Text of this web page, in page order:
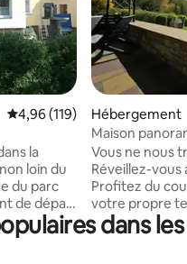
Évaluation moyenne sur la
4,96 (119)
la
loin du
du parc
de départ
km, autour
Hébergement
Maison
d'Eder
Vous ne nous
Réveillez-vous
Profitez du
votre propre
première ligne
presqu’île de
vacances
dans